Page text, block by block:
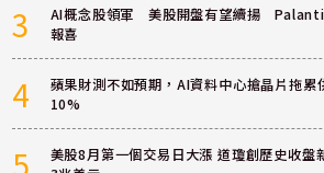
3
AI概念股領軍 美股開盤有望續揚
報喜
4
蘋果財測不如預期，AI資料中心搶晶片拖累
10%
5
美股8月第一個交易日大漲 道瓊創歷史收